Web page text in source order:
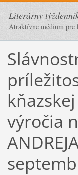
Literárny
Atraktívne médium pre
výročia